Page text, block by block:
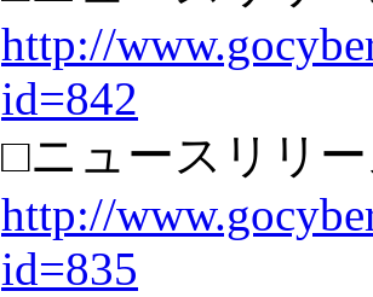
http://
id=842
□ニュースリリ
http://
id=835